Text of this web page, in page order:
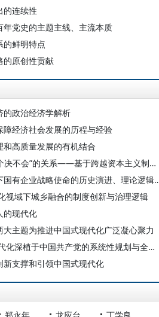
的连续性
党史的主题主线、主流本质
的鲜明特点
的原创性贡献
的政治经济学解析
经济社会发展的历程与经验
高质量发展的有机结合
李健：论“两个必然”与“两个决不会”的关系——基于跨越资本主义制度“卡夫丁峡谷”设想的反思
张弛：中国式现代化视域下国有
视域下城乡融合的制度创新与治理逻辑
的现代化
主题为推进中国式现代化广泛凝心聚力
巴勃罗·博马罗：中国式现代化深植于中国共产党的系统性规划与全方位治理实践
支撑和引领中国式现代化